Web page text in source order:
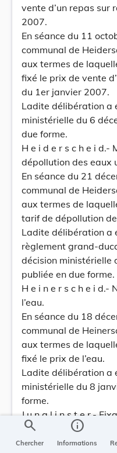
vente d’un repas sur
2007.
En séance du 11
communal de
aux termes de
fixé le prix de vente
du 1er janvier 2007.
Ladite délibération a
ministérielle du 6
due forme.
H e i d e r s c h e i
dépollution des eaux
En séance du 21
communal de
aux termes de
tarif de dépollution
Ladite délibération a
règlement grand-
décision ministérielle
publiée en due forme.
H e i n e r s c h e i d.-
l’eau.
En séance du 18
communal de
aux termes de
fixé le prix de l’eau.
Ladite délibération a
ministérielle du 8
forme.
J u n g l i n s t e r.-
service «Late Night
En séance du 23
search
Chercher
info
Informations